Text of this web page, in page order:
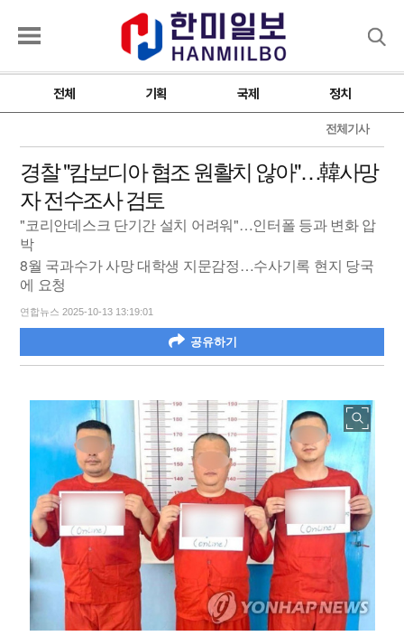
전체 기획 국제 정치
전체기사
경찰 "캄보디아 협조 원활치 않아"…韓사망
자 전수조사 검토
"코리안데스크 단기간 설치 어려워"…인터폴 등과 변화 압
박
8월 국과수가 사망 대학생 지문감정…수사기록 현지 당국
에 요청
연합뉴스 2025-10-13 13:19:01
공유하기